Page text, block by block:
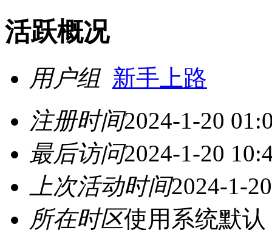
活跃概况
用户组 新手上路
注册时间2024-1-20
最后访问2024-1-20
上次活动时间2024-1-
所在时区使用系统默认